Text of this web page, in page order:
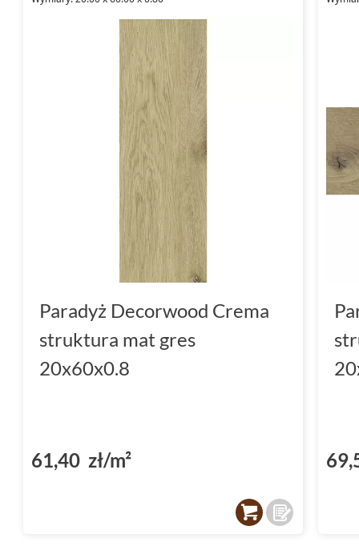
Paradyż Decorwood Crema
struktura mat gres
20x60x0.8
61,40 zł/m²